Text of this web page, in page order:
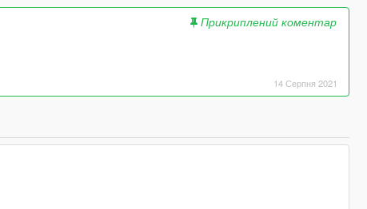
Прикриплений коментар
14 Серпня 2021